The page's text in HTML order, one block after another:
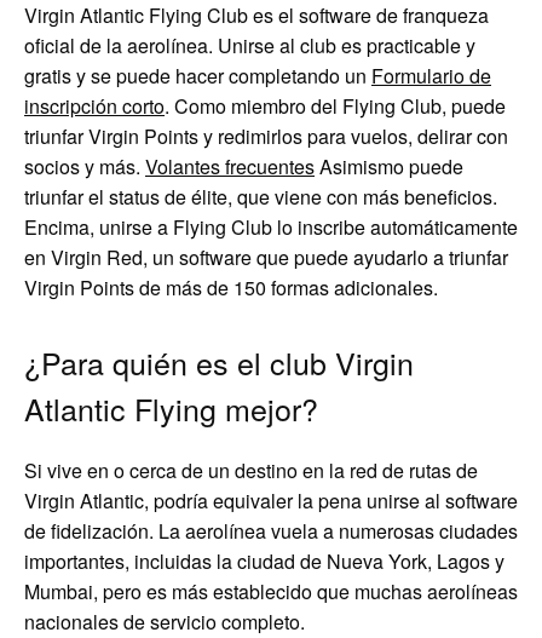
Virgin Atlantic Flying Club es el software de franqueza
oficial de la aerolínea. Unirse al club es practicable y
gratis y se puede hacer completando un Formulario de
inscripción corto. Como miembro del Flying Club, puede
triunfar Virgin Points y redimirlos para vuelos, delirar con
socios y más. Volantes frecuentesAsimismo puede
triunfar el status de élite, que viene con más beneficios.
Encima, unirse a Flying Club lo inscribe automáticamente
en Virgin Red, un software que puede ayudarlo a triunfar
Virgin Points de más de 150 formas adicionales.
¿Para quién es el club Virgin
Atlantic Flying mejor?
Si vive en o cerca de un destino en la red de rutas de
Virgin Atlantic, podría equivaler la pena unirse al software
de fidelización. La aerolínea vuela a numerosas ciudades
importantes, incluidas la ciudad de Nueva York, Lagos y
Mumbai, pero es más establecido que muchas aerolíneas
nacionales de servicio completo.